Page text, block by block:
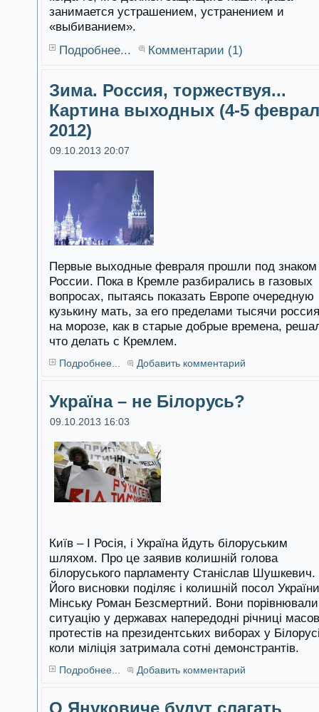
занимается устрашением, устранением и
«выбиванием».
Подробнее...
Комментарии (1)
Зима. Россия, торжествуя...
Картина выходных (4-5
2012)
09.10.2013 20:07
Первые выходные февраля прошли под знаком
России. Пока в Кремле разбирались в газовых
вопросах, пытаясь показать Европе очередную
кузькину мать, за его пределами тысячи
на морозе, как в старые добрые времена,
что делать с Кремлем.
Подробнее... Добавить комментарий
Україна – не Білорусь?
09.10.2013 16:03
Київ – І Росія, і Україна йдуть білоруським
шляхом. Про це заявив колишній голова
білоруського парламенту Станіслав Шушкевич.
Його висновки поділяє і колишній посол
Мінську Роман Безсмертний. Вони порівнювали
ситуацію у державах напередодні річниці
протестів на президентських виборах у
коли міліція затримала сотні демонстрантів.
Подробнее... Добавить комментарий
О Януковиче будут слагать